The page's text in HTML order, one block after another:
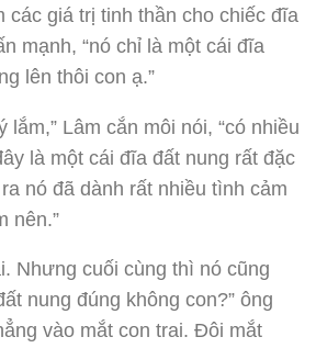
các giá trị tinh thần cho chiếc đĩa
mạnh, “nó chỉ là một cái đĩa
lên thôi con ạ.”
lắm,” Lâm cắn môi nói, “có nhiều
là một cái đĩa đất nung rất đặc
nó đã dành rất nhiều tình cảm
nên.”
Nhưng cuối cùng thì nó cũng
nung đúng không con?” ông
vào mắt con trai. Đôi mắt